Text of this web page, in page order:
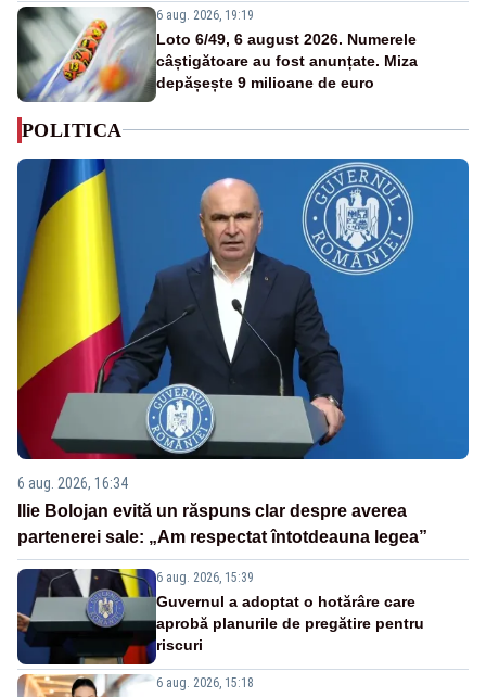
6 aug. 2026, 19:19
Loto 6/49, 6 august 2026. Numerele
câștigătoare au fost anunțate. Miza
depășește 9 milioane de euro
POLITICA
6 aug. 2026, 16:34
Ilie Bolojan evită un răspuns clar despre averea
partenerei sale: „Am respectat întotdeauna legea”
6 aug. 2026, 15:39
Guvernul a adoptat o hotărâre care
aprobă planurile de pregătire pentru
riscuri
6 aug. 2026, 15:18